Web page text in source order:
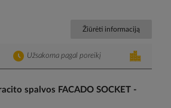
Žiūrėti informaciją
Užsakoma pagal poreikį
spalvos FACADO SOCKET -